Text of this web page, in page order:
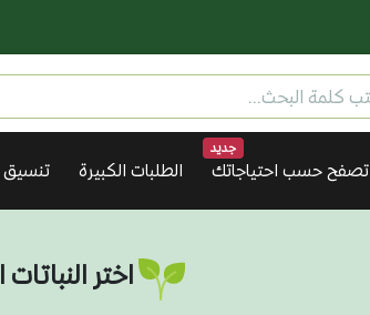
جديد
تصفح حسب احتياجاتك الطلبات الكبيرة تنسيق
اختر